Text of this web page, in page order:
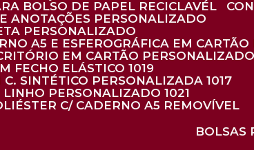
BOLSO DE PAPEL RECICLAVÉL
ANOTAÇÕES PERSONALIZADO
PERSONALIZADO
A5 E ESFEROGRÁFICA EM
EM CARTÃO PERSONALIZADO
FECHO ELÁSTICO 1019
C. SINTÉTICO PERSONALIZADA 1017
LINHO PERSONALIZADO 1021
C/ CADERNO A5 REMOVÍVEL